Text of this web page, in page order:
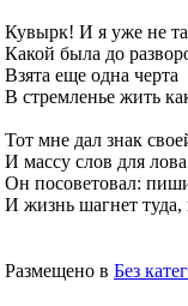
Кувырк! И я уже не
Какой была до
Взята еще одна черта
В стремленье жить
Тот мне дал знак
И массу слов для
Он посоветовал:
И жизнь шагнет туда,
Размещено в Без